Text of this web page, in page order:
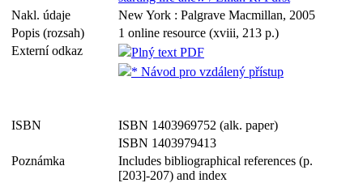
Nakl. údaje
New York : Palgrave Macmillan, 2005
Popis (rozsah)
1 online resource (xviii, 213 p.)
Externí odkaz
Plný text PDF
* Návod pro vzdálený přístup
ISBN
ISBN 1403969752 (alk. paper)
ISBN 1403979413
Poznámka
Includes bibliographical references (p.
[203]-207) and index